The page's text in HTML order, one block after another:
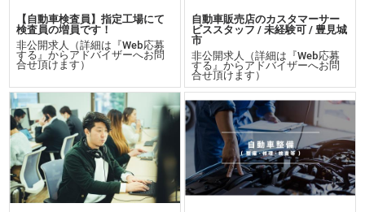
【自動車検査員】指定工場にて
検査員の増員です！
非公開求人（詳細は『Web応募
する』からアドバイザーへお問
合せ頂けます）
自動車販売店のカスタマーサー
ビススタッフ / 未経験可 / 豊見城
市
非公開求人（詳細は『Web応募
する』からアドバイザーへお問
合せ頂けます）